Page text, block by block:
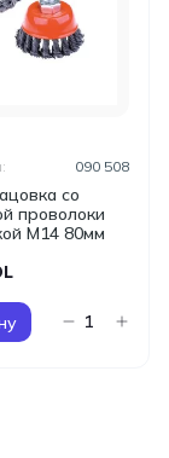
со
проволоки
М14 80мм
090 508